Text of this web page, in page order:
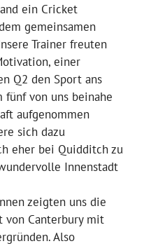
ein Cricket
gemeinsamen
Trainer freuten
einer
Q2 den Sport ans
fünf von uns beinahe
aufgenommen
sich dazu
eher bei Quidditch zu
Innenstadt
zeigten uns die
von Canterbury mit
Also